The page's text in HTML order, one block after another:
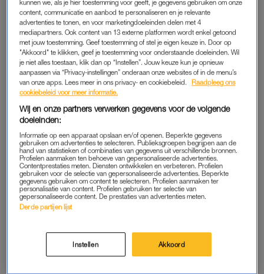
hun familie of hun vriendjes. En dat veroorzaakt ondenkbaar
verdriet, waar je als ouder midden in alle chaos ook nog mee
om moet gaan.
Precies daarom ontwikkelde War Child het BeThere-
programma: een methode die zich richt op het welzijn van
ouders. Want hoe kun je een veilige haven zijn voor je kind, als
je zelf leeft onder extreme spanning en druk? De
wetenschappelijk bewezen programma’s van de organisatie
zijn er om mentale hulp te bieden bij traumatische ervaringen
– en BeThere sluit daar naadloos bij aan. In plaats van te
focussen op klassieke opvoedhulp, begint deze aanpak juist
bij het versterken van de mentale gezondheid van ouders. En
die benadering heeft Frank in levenden lijve ondervonden.
HULP VOOR EEN OUDER
kunnen we, als je hier toestemming voor geeft, je gegevens gebruiken om onze
content, communicatie en aanbod te personaliseren en je relevante
advertenties te tonen, en voor marketingdoeleinden delen met 4
mediapartners. Ook content van 13 externe platformen wordt enkel getoond
met jouw toestemming. Geef toestemming of stel je eigen keuze in. Door op
"Akkoord" te klikken, geef je toestemming voor onderstaande doeleinden. Wil
je niet alles toestaan, klik dan op “Instellen”. Jouw keuze kun je opnieuw
aanpassen via “Privacy-instellingen” onderaan onze websites of in de menu’s
van onze apps. Lees meer in ons privacy- en cookiebeleid.
Raadpleeg ons
cookiebeleid voor meer informatie.
Wij en onze partners verwerken gegevens voor de volgende
doeleinden:
Informatie op een apparaat opslaan en/of openen. Beperkte gegevens
gebruiken om advertenties te selecteren. Publieksgroepen begrijpen aan de
hand van statistieken of combinaties van gegevens uit verschillende bronnen.
Profielen aanmaken ten behoeve van gepersonaliseerde advertenties.
Contentprestaties meten. Diensten ontwikkelen en verbeteren. Profielen
gebruiken voor de selectie van gepersonaliseerde advertenties. Beperkte
gegevens gebruiken om content te selecteren. Profielen aanmaken ter
personalisatie van content. Profielen gebruiken ter selectie van
gepersonaliseerde content. De prestaties van advertenties meten.
Derde partijen lijst
Instellen Akkoord